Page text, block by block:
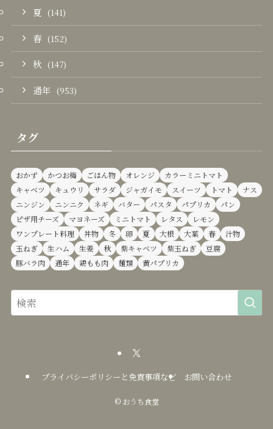
夏 (141)
春 (152)
秋 (147)
通年 (953)
タグ
おかず かつお梅 ごはん物 オレンジ
カラーミニトマト
キャベツ
キュウリ サラダ ジャガイモ スイーツ トマト
ナス
ニンジン
ニンニク ネギ バター パスタ パプリカ
パン
ピザ用チーズ
マヨネーズ ミニトマト レタス
レモン
ワンプレート料理
丼物 冬 卵 夏 大根 大葉 春
汁物
玉ねぎ
生ハム 生姜 秋 紫キャベツ 紫玉ねぎ
豆腐
豚バラ肉
通年 鶏もも肉 麺類 黄パプリカ
プライバシーポリシーと免責事項など お問い合わせ
©おうち食堂